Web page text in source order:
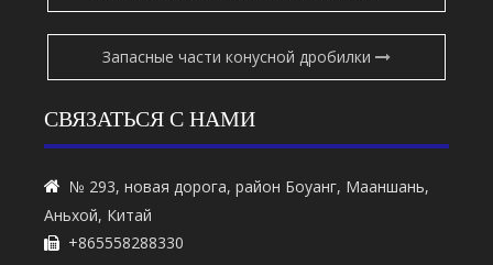
Запасные части конусной дробилки
СВЯЗАТЬСЯ С НАМИ
 № 293, новая дорога, район Боуанг, Мааншань,
Аньхой, Китай
 +865558288330